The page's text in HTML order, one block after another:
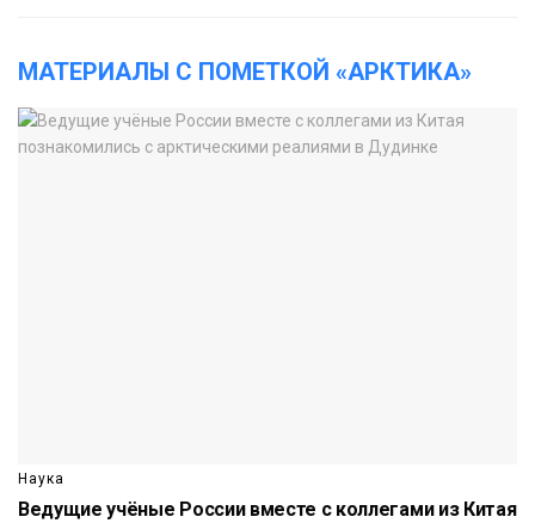
МАТЕРИАЛЫ С ПОМЕТКОЙ «АРКТИКА»
Наука
Ведущие учёные России вместе с коллегами из Китая